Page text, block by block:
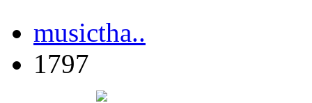
musictha..
1797